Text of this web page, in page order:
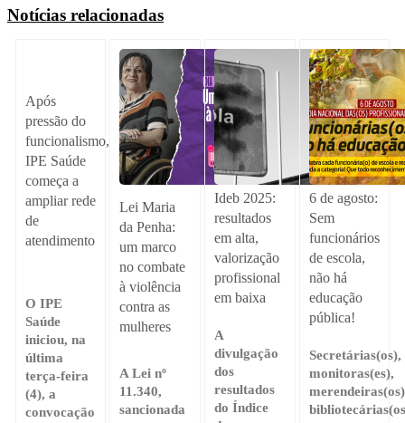
Notícias relacionadas
Após
pressão do
funcionalismo,
IPE Saúde
começa a
ampliar rede
de
atendimento
O IPE
Saúde
iniciou, na
última
terça-feira
(4), a
convocação
Lei Maria
da Penha:
um marco
no combate
à violência
contra as
mulheres
A Lei nº
11.340,
sancionada
Ideb 2025:
resultados
em alta,
valorização
profissional
em baixa
A
divulgação
dos
resultados
do Índice
6 de agosto:
Sem
funcionários
de escola,
não há
educação
pública!
Secretárias(os),
monitoras(es),